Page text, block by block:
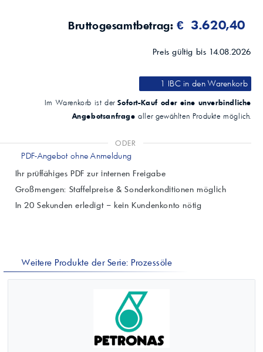
Bruttogesamtbetrag: € 3.620,40
Preis gültig bis 14.08.2026
1 IBCin den Warenkorb
Im Warenkorb ist derSofort-Kauf oder eine unverbindliche
Angebotsanfrage aller gewählten Produkte möglich.
ODER
PDF-Angebot ohne Anmeldung
Ihr prüffähiges PDF zur internen Freigabe
Großmengen: Staffelpreise & Sonderkonditionen möglich
In 20 Sekunden erledigt – kein Kundenkonto nötig
Weitere Produkte der Serie: Prozessöle